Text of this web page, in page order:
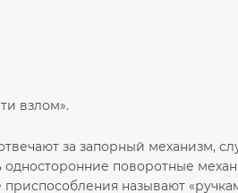
взлом».
за запорный механизм,
односторонние поворотные
называют